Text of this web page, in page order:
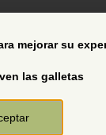
Términos y
mejorar su
las galletas